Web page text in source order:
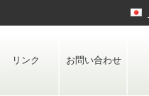
リンク お問い合わせ